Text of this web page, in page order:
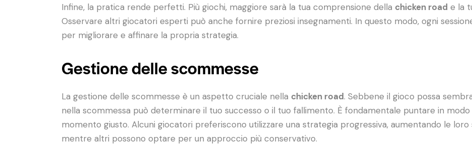
Infine, la pratica rende perfetti. Più giochi, maggiore sarà la tua comprensione della chicken road e la
Osservare altri giocatori esperti può anche fornire preziosi insegnamenti. In questo modo, ogni
per migliorare e affinare la propria strategia.
Gestione delle scommesse
La gestione delle scommesse è un aspetto cruciale nella chicken road. Sebbene il gioco possa
nella scommessa può determinare il tuo successo o il tuo fallimento. È fondamentale puntare in
momento giusto. Alcuni giocatori preferiscono utilizzare una strategia progressiva, aumentando le
mentre altri possono optare per un approccio più conservativo.